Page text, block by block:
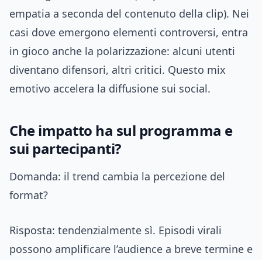
empatia a seconda del contenuto della clip). Nei
casi dove emergono elementi controversi, entra
in gioco anche la polarizzazione: alcuni utenti
diventano difensori, altri critici. Questo mix
emotivo accelera la diffusione sui social.
Che impatto ha sul programma e
sui partecipanti?
Domanda: il trend cambia la percezione del
format?
Risposta: tendenzialmente sì. Episodi virali
possono amplificare l’audience a breve termine e